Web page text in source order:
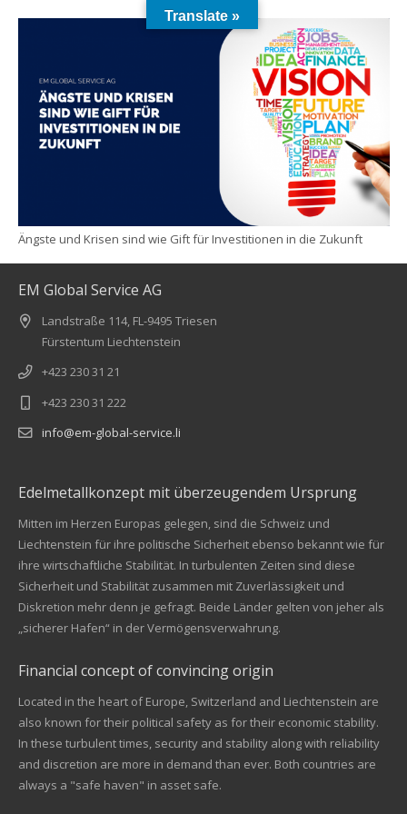
Ängste und Krisen sind wie Gift für Investitionen in die Zukunft
EM Global Service AG
Landstraße 114, FL-9495 Triesen
Fürstentum Liechtenstein
+423 230 31 21
+423 230 31 222
info@em-global-service.li
Edelmetallkonzept mit überzeugendem Ursprung
Mitten im Herzen Europas gelegen, sind die Schweiz und
Liechtenstein für ihre politische Sicherheit ebenso bekannt wie für
ihre wirtschaftliche Stabilität. In turbulenten Zeiten sind diese
Sicherheit und Stabilität zusammen mit Zuverlässigkeit und
Diskretion mehr denn je gefragt. Beide Länder gelten von jeher als
„sicherer Hafen“ in der Vermögensverwahrung.
Financial concept of convincing origin
Located in the heart of Europe, Switzerland and Liechtenstein are
also known for their political safety as for their economic stability.
In these turbulent times, security and stability along with reliability
and discretion are more in demand than ever. Both countries are
always a "safe haven" in asset safe.
Translate »
Kundenbewertungen und Erfahrungen zu
EM Global Service AG